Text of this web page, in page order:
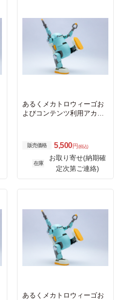
あるくメカトロウィーゴお
よびコンテンツ利用アカウ
販売価格 5,500円 (税込)
在庫
お取り寄せ(納期確
定次第ご連絡)
あるくメカトロウィーゴお